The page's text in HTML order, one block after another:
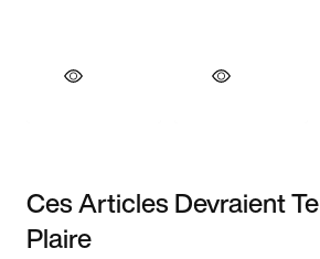
Ces Articles Devraient Te
Plaire